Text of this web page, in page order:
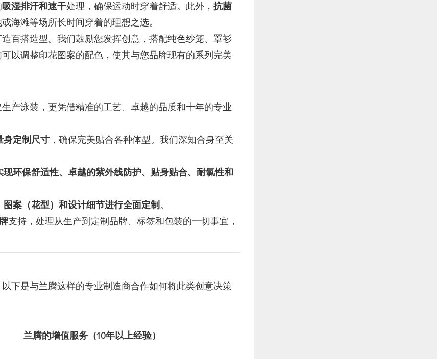
吸湿排汗和速干处理，确保运动时穿着舒适。此外， 抗菌
海滩等场所长时间穿着的理想之选。
百搭造型。我们鼓励您发挥创意，搭配纯色纱笼、罩衫
以调整印花图案的配色，使其与您品牌现有的系列完美
产泳装，更凭借精准的工艺、卓越的品质和十年的专业
身定制尺寸 ，确保完美贴合各种体型。我们深知合身至关
现环保舒适性、卓越的紫外线防护、贴身贴合、耐氯性和
图案（花型）和设计细节进行全面定制 。
支持，处理从生产到定制品牌、标签和包装的一切事宜，
下是与兰腾这样的专业制造商合作如何将此类创意决策
兰腾的增值服务（10年以上经验）